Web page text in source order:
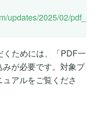
updates/2025/02/pdf_
くためには、「PDF一
が必要です。対象プ
アルをご覧くださ